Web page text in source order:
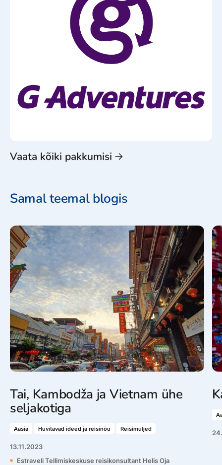
Vaata kõiki pakkumisi
Samal teemal blogis
Tai, Kambodža ja Vietnam ühe
seljakotiga
Aasia Huvitavad ideed ja reisinõu Reisimuljed
13.11.2023
Estraveli Tellimiskeskuse reisikonsultant Helis Oja